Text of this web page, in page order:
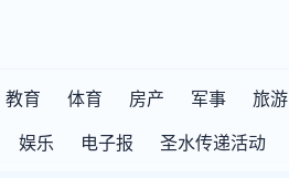
教育 体育 房产 军事 旅游
娱乐 电子报 圣水传递活动